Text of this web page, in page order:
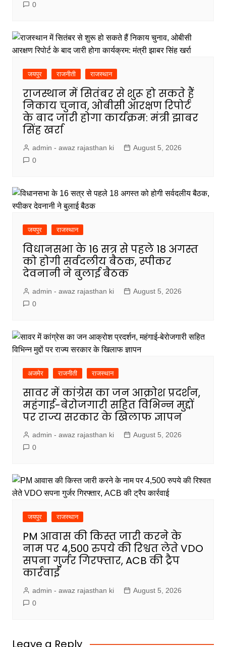
0
जयपुर राजनीती राजस्थान
राजस्थान में सितंबर से शुरू हो सकते हैं
निकाय चुनाव, ओबीसी आरक्षण रिपोर्ट
के बाद जारी होगा कार्यक्रम: मंत्री झाबर
सिंह खर्रा
admin - awaz rajasthan ki
August 5, 2026
0
जयपुर राजस्थान
विधानसभा के 16 सत्र से पहले 18 अगस्त
को होगी सर्वदलीय बैठक, स्पीकर
देवनानी ने बुलाई बैठक
admin - awaz rajasthan ki
August 5, 2026
0
अजमेर राजनीती राजस्थान
सावर में कांग्रेस का जन आक्रोश प्रदर्शन,
महंगाई-बेरोजगारी सहित विभिन्न मुद्दों
पर राज्य सरकार के खिलाफ ज्ञापन
admin - awaz rajasthan ki
August 5, 2026
0
जयपुर राजस्थान
PM आवास की किस्त जारी करने के
नाम पर 4,500 रुपये की रिश्वत लेते VDO
सपना गुर्जर गिरफ्तार, ACB की ट्रैप
कार्रवाई
admin - awaz rajasthan ki
August 5, 2026
0
Leave a Reply